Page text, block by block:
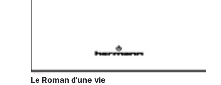
Le Roman d’une vie